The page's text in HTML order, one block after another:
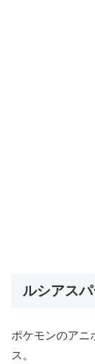
ルシアス
ポケモンのアニ
ス。